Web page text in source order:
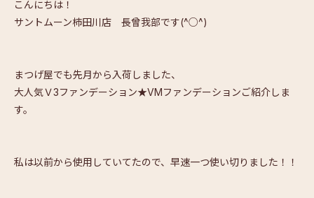
こんにちは！
サントムーン柿田川店 長曾我部です(^○^)
まつげ屋でも先月から入荷しました、
大人気Ｖ3ファンデーション★VMファンデーションご紹介しま
す。
私は以前から使用していてたので、早速一つ使い切りました！！